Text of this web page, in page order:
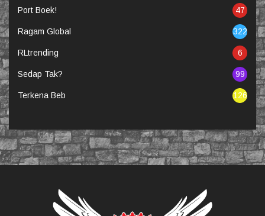
Port Boek! 47
Ragam Global 322
RLtrending 6
Sedap Tak? 99
Terkena Beb 126